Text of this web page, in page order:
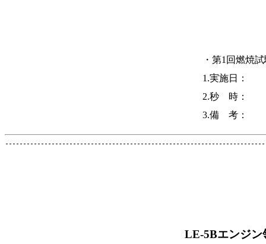
・第1回燃焼
1.実施日：
2.秒 時：
3.備 考：
LE-5Bエンジン